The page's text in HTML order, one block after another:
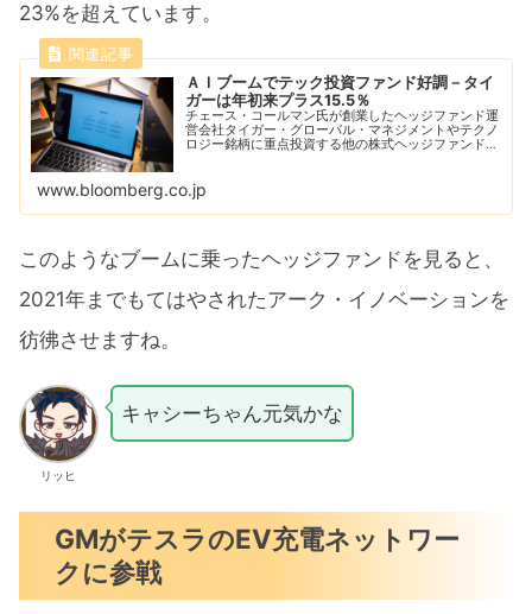
23%を超えています。
ＡＩブームでテック投資ファンド好調－タイ
ガーは年初来プラス15.5％
チェース・コールマン氏が創業したヘッジファンド運
営会社タイガー・グローバル・マネジメントやテクノ
ロジー銘柄に重点投資する他の株式ヘッジファンド
勢い...
www.bloomberg.co.jp
このようなブームに乗ったヘッジファンドを見ると、
2021年までもてはやされたアーク・イノベーションを
彷彿させますね。
リッヒ
キャシーちゃん元気かな
GMがテスラのEV充電ネットワー
クに参戦